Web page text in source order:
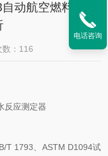
动航空燃料水反
数：116
反应测定器
T 1793、ASTM D1094试
电话咨询